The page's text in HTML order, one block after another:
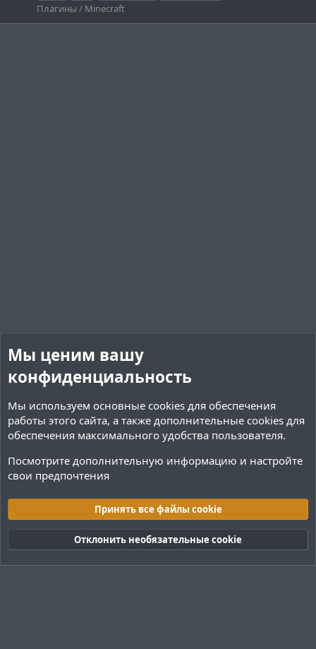
Плагины / Minecraft
Cookies Тёмная (2020)
Русский (RU)
Обратная связь
Условия и правила
Политика конфиденциальности
Помощь
R
Мы ценим вашу
конфиденциальность
Мы используем основные cookies для обеспечения
работы этого сайта, а также дополнительные cookies для
обеспечения максимального удобства пользователя.
Посмотрите дополнительную информацию и настройте
свои предпочтения
Принять все файлы cookie
Отклонить необязательные cookie